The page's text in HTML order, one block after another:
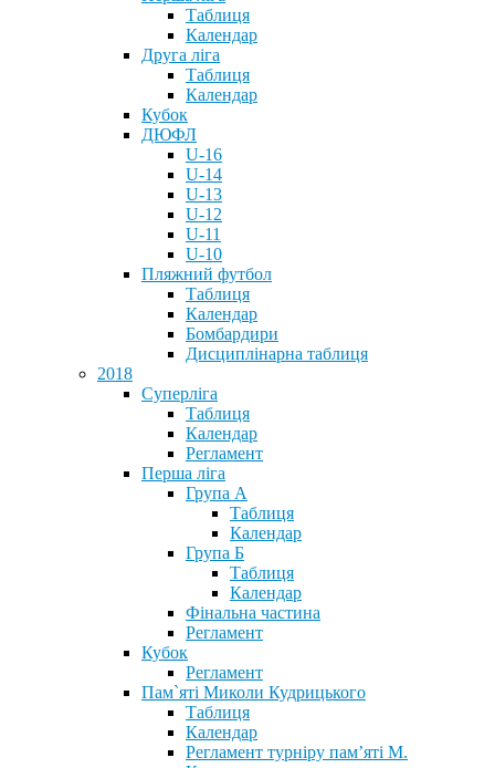
Таблиця
Календар
Друга ліга
Таблиця
Календар
Кубок
ДЮФЛ
U-16
U-14
U-13
U-12
U-11
U-10
Пляжний футбол
Таблиця
Календар
Бомбардири
Дисциплінарна таблиця
2018
Суперліга
Таблиця
Календар
Регламент
Перша ліга
Група А
Таблиця
Календар
Група Б
Таблиця
Календар
Фінальна частина
Регламент
Кубок
Регламент
Пам`яті Миколи Кудрицького
Таблиця
Календар
Регламент турніру пам’яті М.